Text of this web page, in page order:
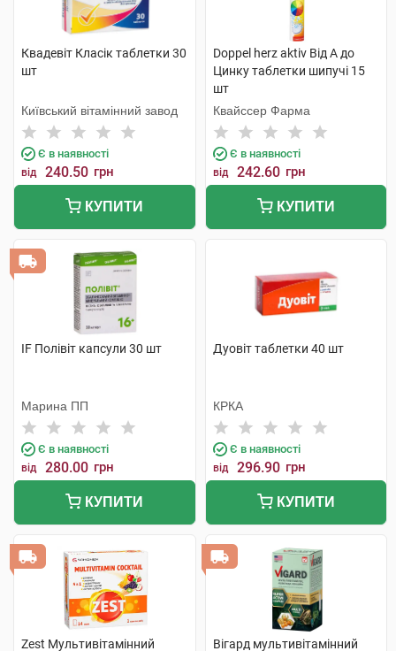
Квадевіт Класік таблетки 30
шт
Київський вітамінний завод
Є в наявності
від 240.50 грн
КУПИТИ
Doppel herz aktiv Від А до
Цинку таблетки шипучі 15
шт
Квайссер Фарма
Є в наявності
від 242.60 грн
КУПИТИ
IF Полівіт капсули 30 шт
Марина ПП
Є в наявності
від 280.00 грн
КУПИТИ
Дуовіт таблетки 40 шт
КРКА
Є в наявності
від 296.90 грн
КУПИТИ
Zest Мультивітамінний Вігард мультивітамінний